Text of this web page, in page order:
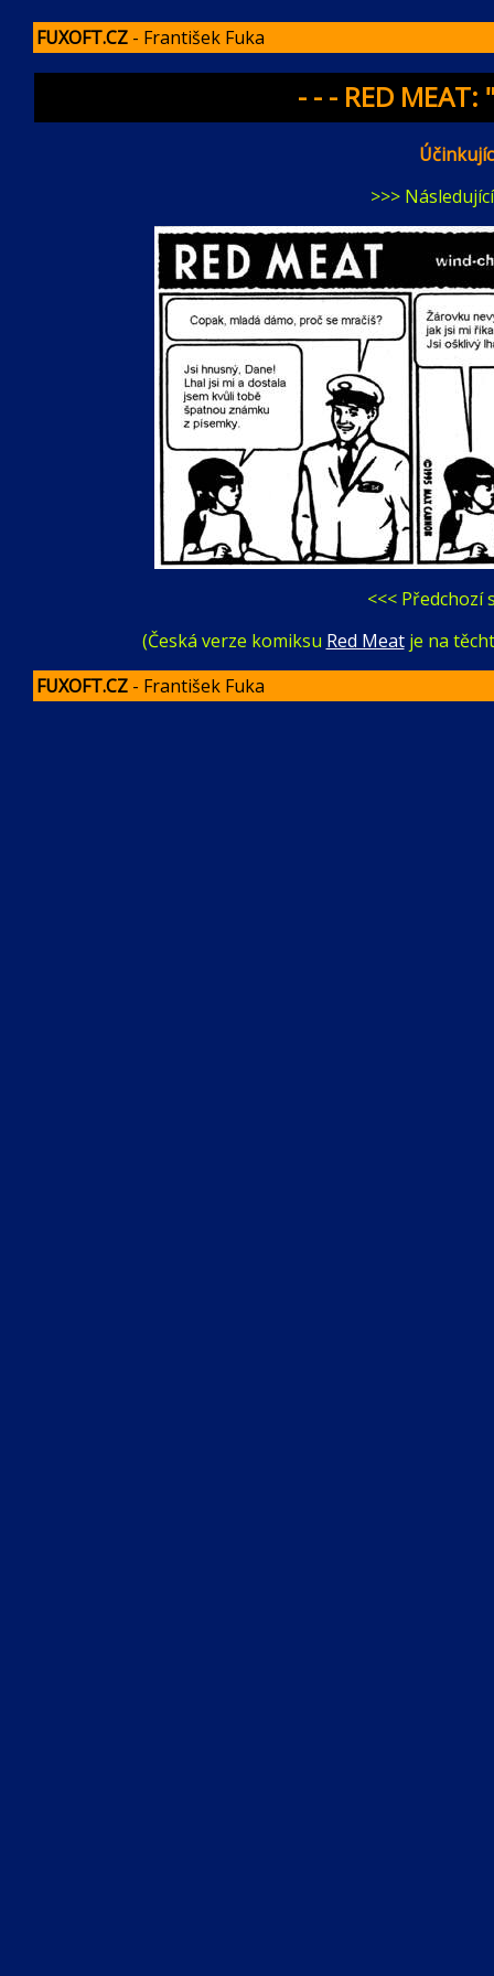
FUXOFT.CZ- František Fuka
- - - RED
>>>
<<< Předchozí
(Česká verze komiksu Red Meatje na
FUXOFT.CZ- František Fuka